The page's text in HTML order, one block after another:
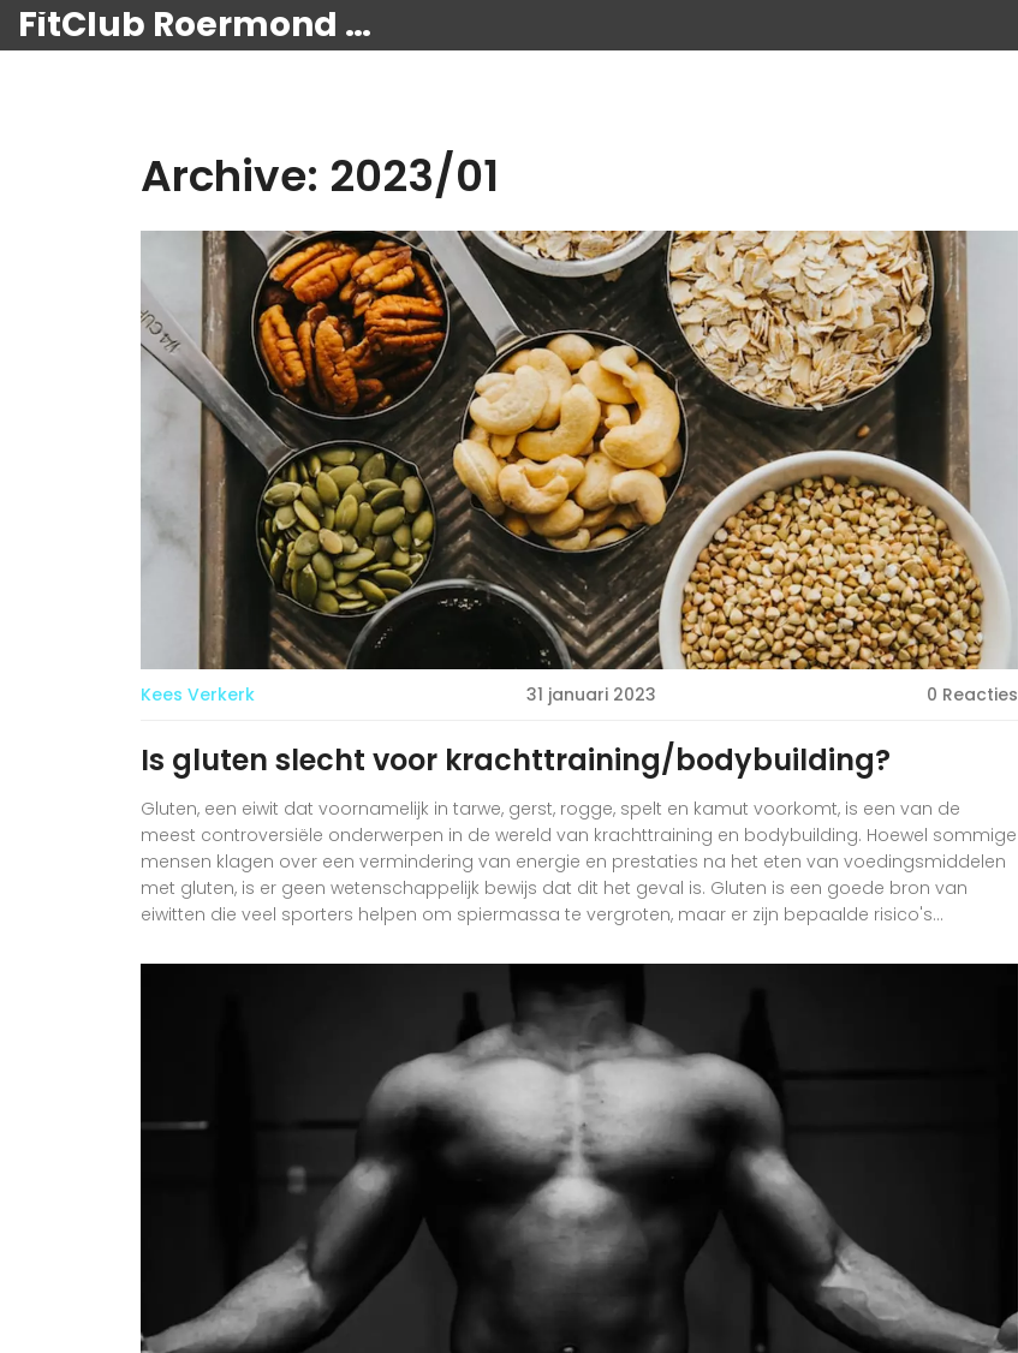
FitClub Roermond Kracht
Archive: 2023/01
Kees Verkerk 31 januari 2023 0 Reacties
Is gluten slecht voor krachttraining/bodybuilding?
Gluten, een eiwit dat voornamelijk in tarwe, gerst, rogge, spelt en kamut voorkomt, is een van de
meest controversiële onderwerpen in de wereld van krachttraining en bodybuilding. Hoewel sommige
mensen klagen over een vermindering van energie en prestaties na het eten van voedingsmiddelen
met gluten, is er geen wetenschappelijk bewijs dat dit het geval is. Gluten is een goede bron van
eiwitten die veel sporters helpen om spiermassa te vergroten, maar er zijn bepaalde risico's